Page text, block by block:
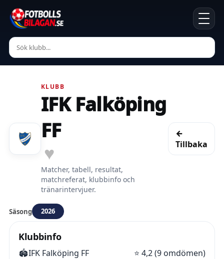
KLUBB
IFK Falköping
FF
♥
Matcher, tabell, resultat,
matchreferat, klubbinfo och
tränarintervjuer.
←
Tillbaka
Säsong 2026
Klubbinfo
🏟️IFK Falköping FF ⭐ 4,2 (9 omdömen)